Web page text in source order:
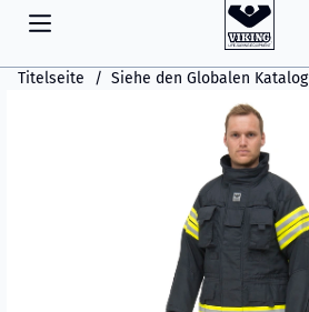
Titelseite Siehe den Globalen Katalog